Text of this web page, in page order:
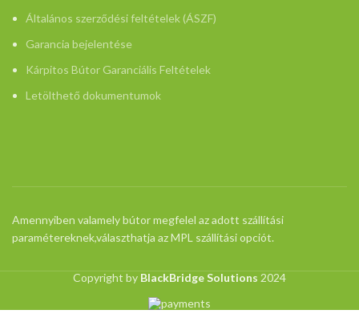
Általános szerződési feltételek (ÁSZF)
Garancia bejelentése
Kárpitos Bútor Garanciális Feltételek
Letölthető dokumentumok
Amennyiben valamely bútor megfelel az adott szállítási
paramétereknek,választhatja az MPL szállítási opciót.
Copyright by BlackBridge Solutions 2024